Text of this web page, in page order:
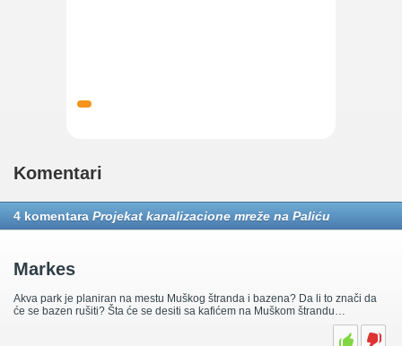
Komentari
4 komentara Projekat kanalizacione mreže na Paliću
Markes
Akva park je planiran na mestu Muškog štranda i bazena? Da li to znači da
će se bazen rušiti? Šta će se desiti sa kafićem na Muškom štrandu…